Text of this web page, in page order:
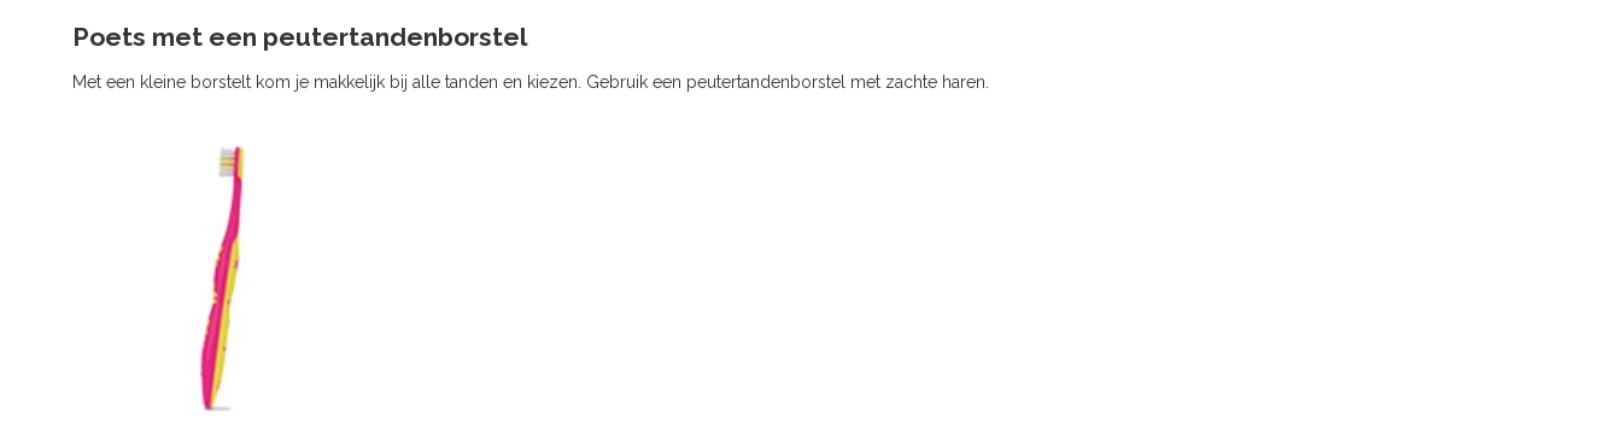
Poets met een peutertandenborstel
Met een kleine borstelt kom je makkelijk bij alle tanden en kiezen. Gebruik een peutertandenborstel met zachte haren.